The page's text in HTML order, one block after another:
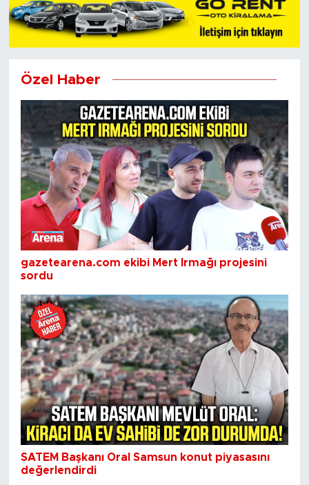
Özel Haber
gazetearena.com ekibi Mert Irmağı projesini
sordu
SATEM Başkanı Oral Samsun konut piyasasını
değerlendirdi